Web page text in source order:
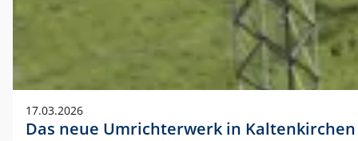
17.03.2026
Das neue Umrichterwerk in Kaltenkirchen